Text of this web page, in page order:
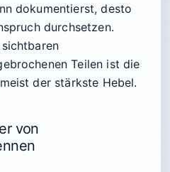
dokumentierst, desto
durchsetzen.
Teilen ist die
der stärkste Hebel.
von